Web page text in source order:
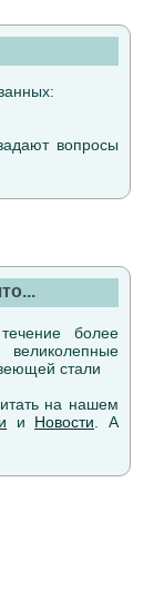
вопросы
более
стали
на нашем
и Новости . А